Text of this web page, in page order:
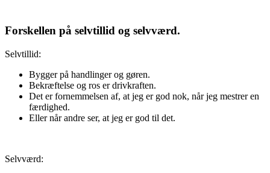
Forskellen på selvtillid og selvværd.
Selvtillid:
Bygger på handlinger og gøren.
Bekræftelse og ros er drivkraften.
Det er fornemmelsen af, at jeg er god nok, når jeg mestrer en
færdighed.
Eller når andre ser, at jeg er god til det.
Selvværd: